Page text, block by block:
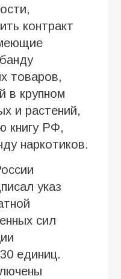
контракт
товаров,
в крупном
и растений,
книгу РФ,
наркотиков.
указ
сил
единиц.